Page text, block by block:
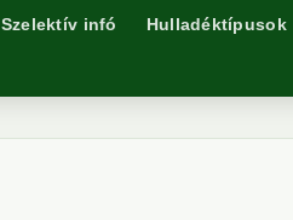
Szelektív infó Hulladéktípusok